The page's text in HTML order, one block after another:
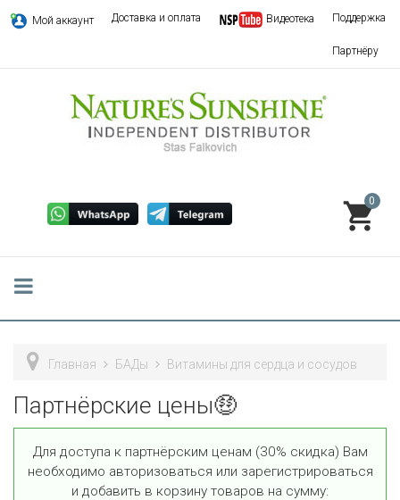
Мой аккаунт Доставка и оплата Видеотека Поддержка
Партнёру
0
Главная БАДы Витамины для сердца и сосудов
Партнёрские цены🤑
Для доступа к партнёрским ценам (30% скидка) Вам
необходимо авторизоваться или зарегистрироваться
и добавить в корзину товаров на сумму: